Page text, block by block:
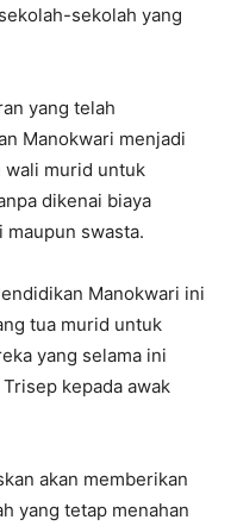
sekolah yang
yang telah
Manokwari menjadi
wali murid untuk
dikenai biaya
maupun swasta.
Manokwari ini
tua murid untuk
yang selama ini
kepada awak
akan memberikan
yang tetap menahan